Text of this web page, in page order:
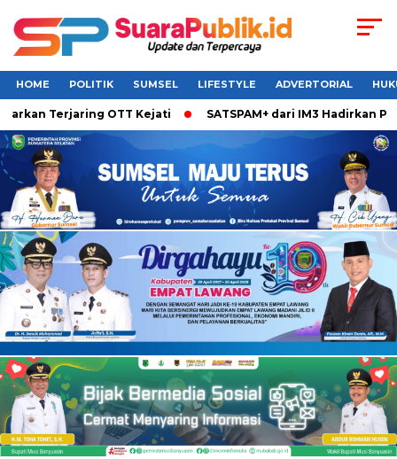
HOME POLITIK SUMSEL LIFESTYLE ADVERTORIAL
Terjaring OTT Kejati SATSPAM+ dari IM3 Hadirkan